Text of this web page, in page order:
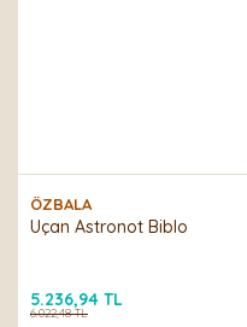
ÖZBALA
Uçan Astronot Biblo
5.236,94 TL
6.022,48 TL